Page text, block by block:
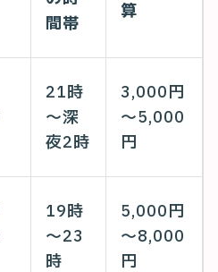
間帯
算
21時
～深
夜2時
3,000円
～5,000
円
19時
～23
時
5,000円
～8,000
円